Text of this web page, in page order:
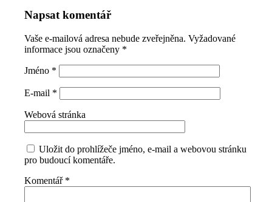
Napsat komentář
Vaše e-mailová adresa nebude zveřejněna. Vyžadované
informace jsou označeny *
Jméno *
E-mail *
Webová stránka
Uložit do prohlížeče jméno, e-mail a webovou stránku
pro budoucí komentáře.
Komentář *